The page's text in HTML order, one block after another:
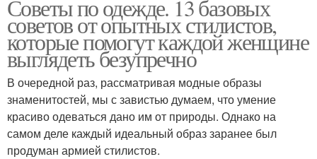
Советы по одежде. 13 базовых
советов от опытных стилистов,
которые помогут каждой женщине
выглядеть безупречно
В очередной раз, рассматривая модные образы
знаменитостей, мы с завистью думаем, что умение
красиво одеваться дано им от природы. Однако на
самом деле каждый идеальный образ заранее был
продуман армией стилистов.